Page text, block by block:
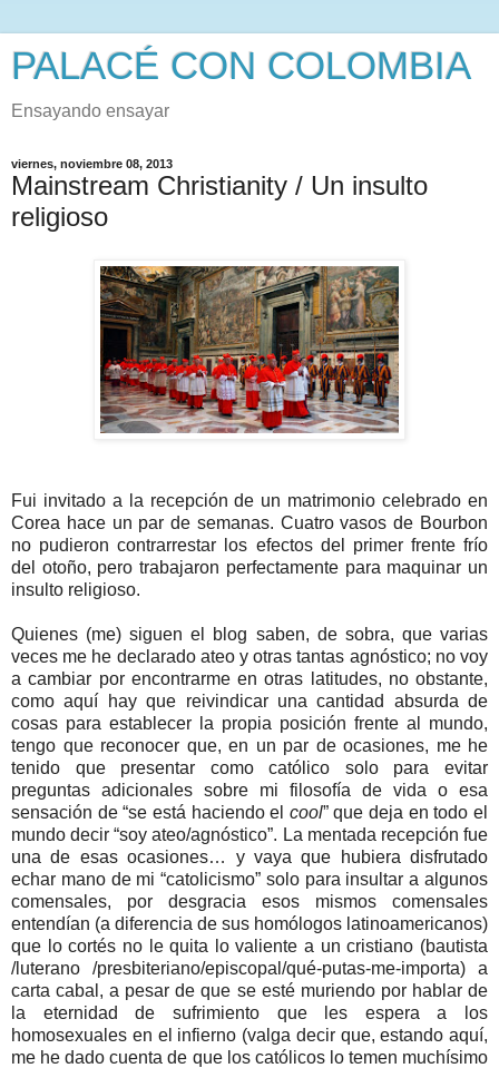
PALACÉ CON COLOMBIA
Ensayando ensayar
viernes, noviembre 08, 2013
Mainstream Christianity / Un insulto
religioso
Fui invitado a la recepción de un matrimonio celebrado en
Corea hace un par de semanas. Cuatro vasos de Bourbon
no pudieron contrarrestar los efectos del primer frente frío
del otoño, pero trabajaron perfectamente para maquinar un
insulto religioso.
Quienes (me) siguen el blog saben, de sobra, que varias
veces me he declarado ateo y otras tantas agnóstico; no voy
a cambiar por encontrarme en otras latitudes, no obstante,
como aquí hay que reivindicar una cantidad absurda de
cosas para establecer la propia posición frente al mundo,
tengo que reconocer que, en un par de ocasiones, me he
tenido que presentar como católico solo para evitar
preguntas adicionales sobre mi filosofía de vida o esa
sensación de “se está haciendo el cool” que deja en todo el
mundo decir “soy ateo/agnóstico”. La mentada recepción fue
una de esas ocasiones… y vaya que hubiera disfrutado
echar mano de mi “catolicismo” solo para insultar a algunos
comensales, por desgracia esos mismos comensales
entendían (a diferencia de sus homólogos latinoamericanos)
que lo cortés no le quita lo valiente a un cristiano (bautista
/luterano /presbiteriano/episcopal/qué-putas-me-importa) a
carta cabal, a pesar de que se esté muriendo por hablar de
la eternidad de sufrimiento que les espera a los
homosexuales en el infierno (valga decir que, estando aquí,
me he dado cuenta de que los católicos lo temen muchísimo